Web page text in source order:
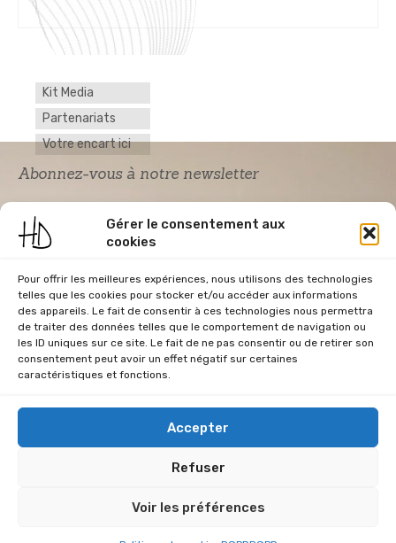
Gérer le consentement aux
cookies
Pour offrir les meilleures expériences, nous utilisons des technologies
telles que les cookies pour stocker et/ou accéder aux informations
des appareils. Le fait de consentir à ces technologies nous permettra
de traiter des données telles que le comportement de navigation ou
les ID uniques sur ce site. Le fait de ne pas consentir ou de retirer son
consentement peut avoir un effet négatif sur certaines
caractéristiques et fonctions.
Accepter
Refuser
Voir les préférences
AJOUTER AU PANIER
Kit Media
Partenariats
Votre encart ici
Abonnez-vous à notre newsletter
Acceptation RGPD
*
J'accepte la politique de confidentialité du
site Home & Déco
Plan du site RGPD Politique de cookies (UE)